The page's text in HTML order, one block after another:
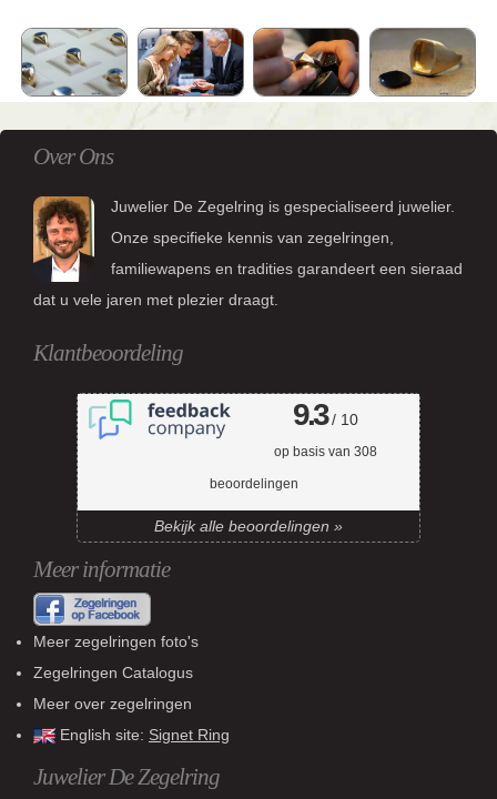
Over Ons
Juwelier De Zegelring is gespecialiseerd juwelier.
Onze specifieke kennis van zegelringen,
familiewapens en tradities garandeert een sieraad
dat u vele jaren met plezier draagt.
Klantbeoordeling
9.3/ 10
op basis van 308
beoordelingen
Bekijk alle beoordelingen »
Meer informatie
Meer zegelringen foto's
Zegelringen Catalogus
Meer over zegelringen
English site: Signet Ring
Juwelier De Zegelring